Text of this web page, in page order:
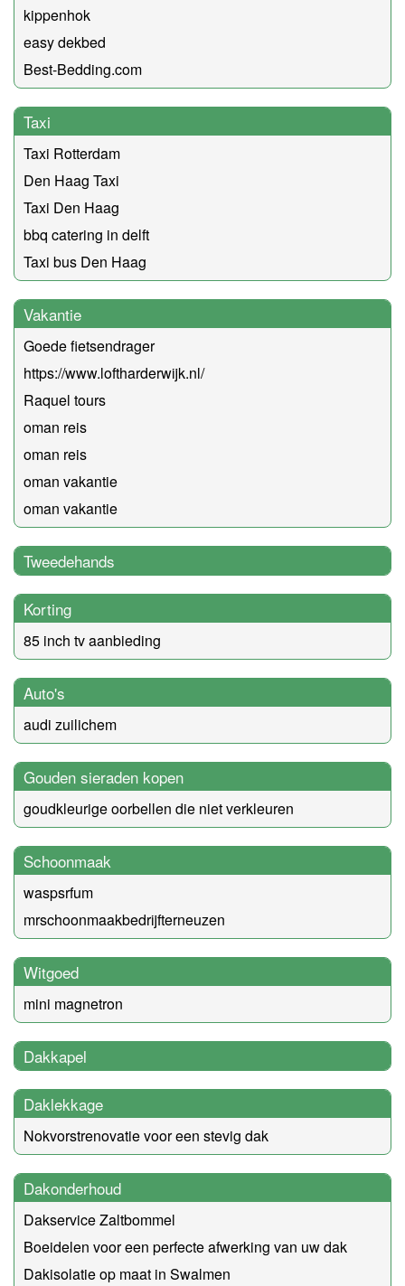
kippenhok
easy dekbed
Best-Bedding.com
Taxi
Taxi Rotterdam
Den Haag Taxi
Taxi Den Haag
bbq catering in delft
Taxi bus Den Haag
Vakantie
Goede fietsendrager
https://www.loftharderwijk.nl/
Raquel tours
oman reis
oman reis
oman vakantie
oman vakantie
Tweedehands
Korting
85 inch tv aanbieding
Auto's
audi zuilichem
Gouden sieraden kopen
goudkleurige oorbellen die niet verkleuren
Schoonmaak
waspsrfum
mrschoonmaakbedrijfterneuzen
Witgoed
mini magnetron
Dakkapel
Daklekkage
Nokvorstrenovatie voor een stevig dak
Dakonderhoud
Dakservice Zaltbommel
Boeidelen voor een perfecte afwerking van uw dak
Dakisolatie op maat in Swalmen